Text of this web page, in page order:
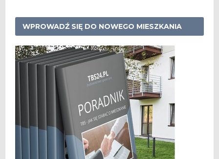
WPROWADŹ SIĘ DO NOWEGO MIESZKANIA